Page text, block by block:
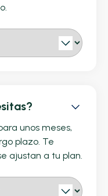
unos meses,
plazo. Te
ajustan a tu plan.